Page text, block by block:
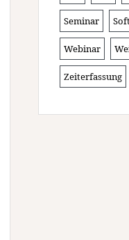
Seminar
Webinar
Zeiterfassung